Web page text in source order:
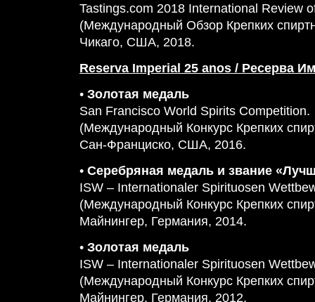
Tastings.com 2018 International Review
(Международный Обзор Крепких
Чикаго, США, 2018.
Reserva Imperial 25 anos / Ресерва
• Золотая медаль
San Francisco World Spirits Competition.
(Международный Конкурс Крепких
Сан-Франциско, США, 2016.
• Серебряная медаль и звание
ISW – Internationaler Spirituosen
(Международный Конкурс Крепких
Майнингер, Германия, 2014.
• Золотая медаль
ISW – Internationaler Spirituosen
(Международный Конкурс Крепких
Майнингер, Германия, 2012.